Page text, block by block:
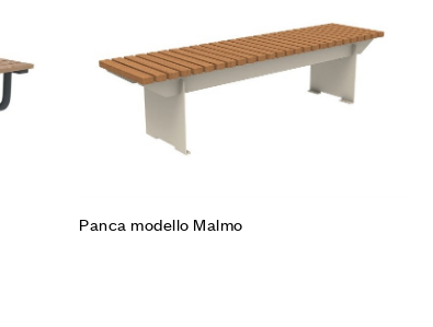
Leggi tutto
Panca modello Malmo